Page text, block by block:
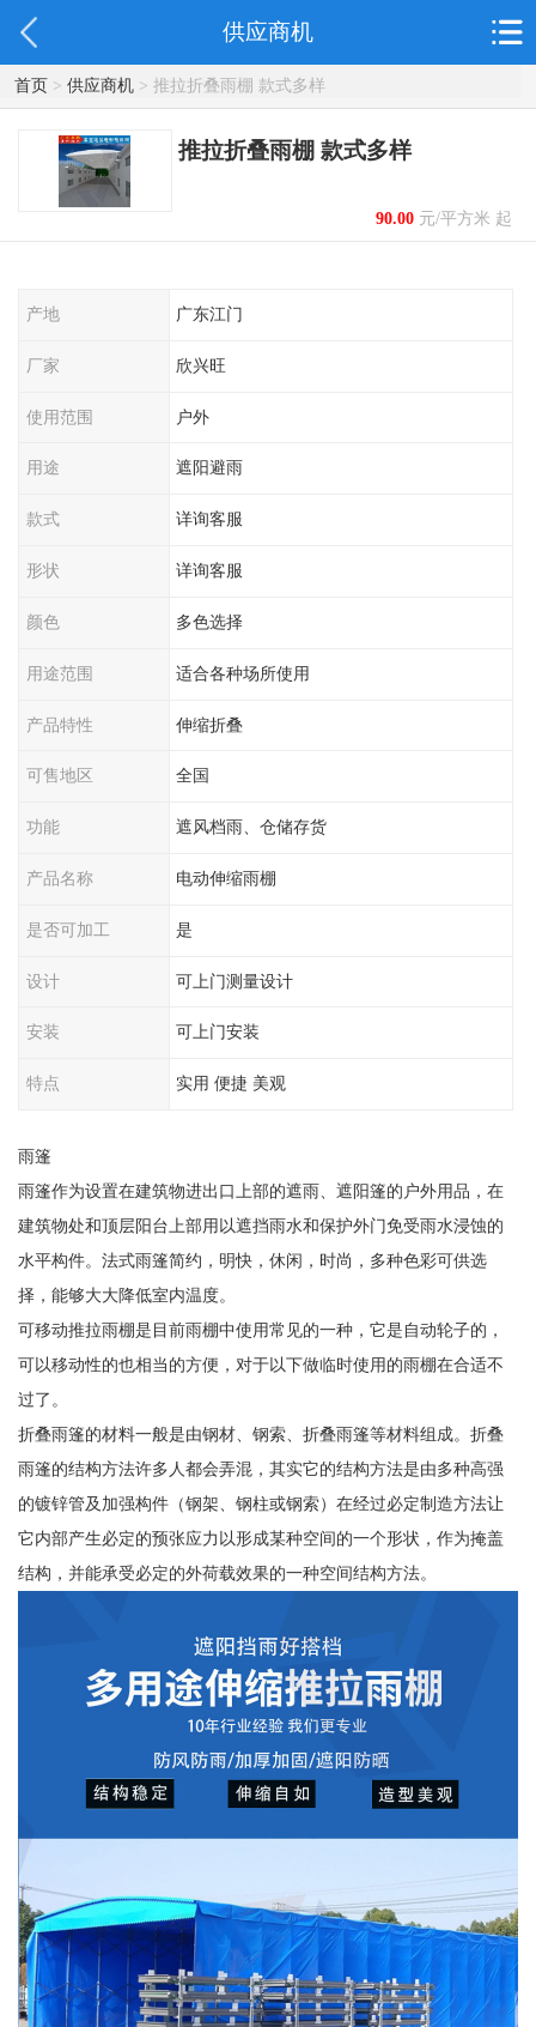
供应商机
首页> 供应商机> 推拉折叠雨棚 款式多样
推拉折叠雨棚 款式多样
90.00元/平方米 起
产地 广东江门
厂家 欣兴旺
使用范围 户外
用途 遮阳避雨
款式 详询客服
形状 详询客服
颜色 多色选择
用途范围 适合各种场所使用
产品特性 伸缩折叠
可售地区 全国
功能 遮风档雨、仓储存货
产品名称 电动伸缩雨棚
是否可加工 是
设计 可上门测量设计
安装 可上门安装
特点 实用 便捷 美观
雨篷
雨篷作为设置在建筑物进出口上部的遮雨、遮阳篷的户外用品，在
建筑物处和顶层阳台上部用以遮挡雨水和保护外门免受雨水浸蚀的
水平构件。法式雨篷简约，明快，休闲，时尚，多种色彩可供选
择，能够大大降低室内温度。
可移动推拉雨棚是目前雨棚中使用常见的一种，它是自动轮子的，
可以移动性的也相当的方便，对于以下做临时使用的雨棚在合适不
过了。
折叠雨篷的材料一般是由钢材、钢索、折叠雨篷等材料组成。折叠
雨篷的结构方法许多人都会弄混，其实它的结构方法是由多种高强
的镀锌管及加强构件（钢架、钢柱或钢索）在经过必定制造方法让
它内部产生必定的预张应力以形成某种空间的一个形状，作为掩盖
结构，并能承受必定的外荷载效果的一种空间结构方法。